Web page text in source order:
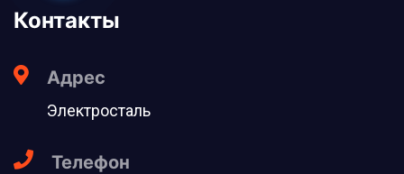
Контакты
Адрес
Электросталь
Телефон